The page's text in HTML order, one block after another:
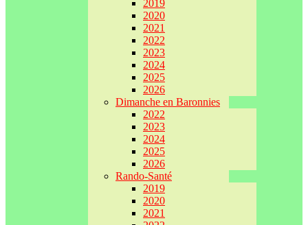
2019
2020
2021
2022
2023
2024
2025
2026
Dimanche en Baronnies
2022
2023
2024
2025
2026
Rando-Santé
2019
2020
2021